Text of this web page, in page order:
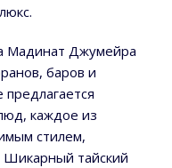
Мадинат Джумейра
баров и
каждое из
стилем,
тайский